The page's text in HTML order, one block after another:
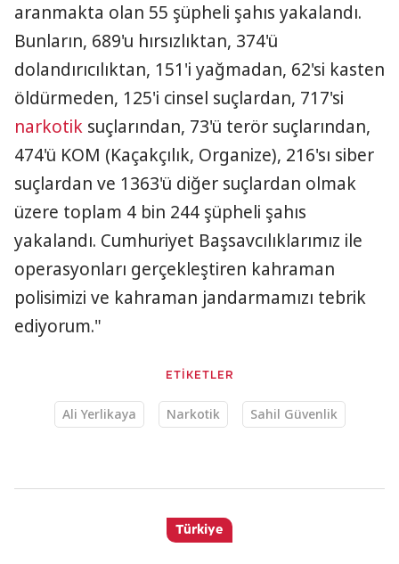
aranmakta olan 55 şüpheli şahıs yakalandı.
Bunların, 689'u hırsızlıktan, 374'ü
dolandırıcılıktan, 151'i yağmadan, 62'si kasten
öldürmeden, 125'i cinsel suçlardan, 717'si
narkotik suçlarından, 73'ü terör suçlarından,
474'ü KOM (Kaçakçılık, Organize), 216'sı siber
suçlardan ve 1363'ü diğer suçlardan olmak
üzere toplam 4 bin 244 şüpheli şahıs
yakalandı. Cumhuriyet Başsavcılıklarımız ile
operasyonları gerçekleştiren kahraman
polisimizi ve kahraman jandarmamızı tebrik
ediyorum."
ETİKETLER
Ali Yerlikaya Narkotik Sahil Güvenlik
Türkiye